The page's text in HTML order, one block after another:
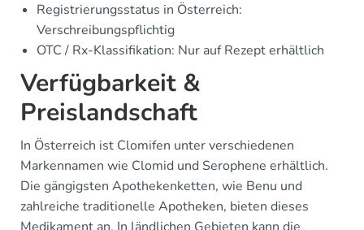
Registrierungsstatus in Österreich:
Verschreibungspflichtig
OTC / Rx-Klassifikation: Nur auf Rezept erhältlich
Verfügbarkeit &
Preislandschaft
In Österreich ist Clomifen unter verschiedenen
Markennamen wie Clomid und Serophene erhältlich.
Die gängigsten Apothekenketten, wie Benu und
zahlreiche traditionelle Apotheken, bieten dieses